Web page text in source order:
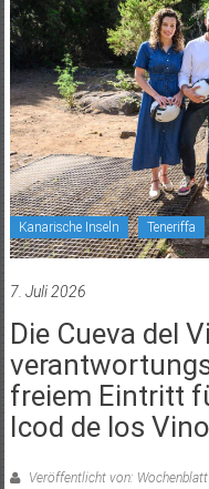
Kanarische Inseln Teneriffa
7. Juli 2026
Die Cueva del
freiem Eintritt
Icod de los
Veröffentlicht von: Wochenblatt